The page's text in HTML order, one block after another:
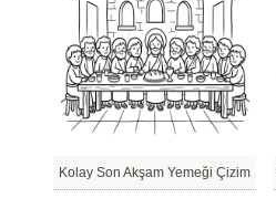
Kolay Son Akşam Yemeği Çizim